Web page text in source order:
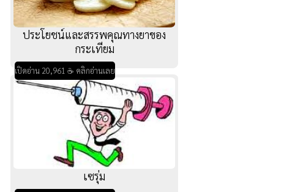
ประโยชน์และสรรพคุณทางยาของ
กระเทียม
เปิดอ่าน 20,961 ☕ คลิกอ่านเลย
เซรุ่ม